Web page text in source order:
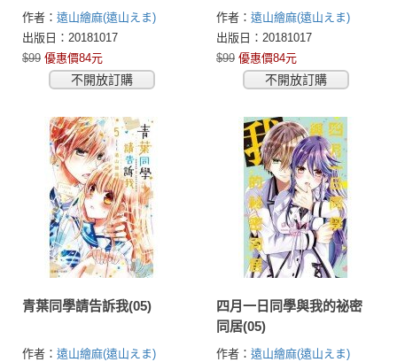
作者： 遠山繪麻(遠山えま)
出版日：20181017
$99 優惠價84元
不開放訂購
作者： 遠山繪麻(遠山えま)
出版日：20181017
$99 優惠價84元
不開放訂購
青葉同學請告訴我(05)
作者： 遠山繪麻(遠山えま)
四月一日同學與我的祕密
同居(05)
作者： 遠山繪麻(遠山えま)